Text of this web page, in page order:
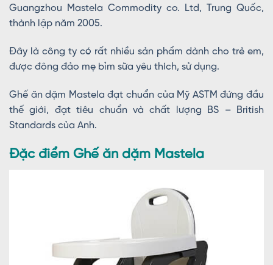
Guangzhou Mastela Commodity co. Ltd, Trung Quốc,
thành lập năm 2005.
Đây là công ty có rất nhiều sản phẩm dành cho trẻ em,
được đông đảo mẹ bỉm sữa yêu thích, sử dụng.
Ghế ăn dặm Mastela đạt chuẩn của Mỹ ASTM đứng đầu
thế giới, đạt tiêu chuẩn và chất lượng BS – British
Standards của Anh.
Đặc điểm Ghế ăn dặm Mastela